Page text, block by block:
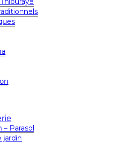
– Parasol
jardin